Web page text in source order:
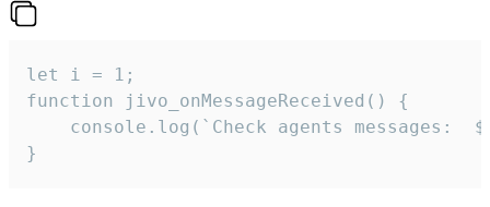
let i = 1;
function jivo_onMessageReceived() {
}